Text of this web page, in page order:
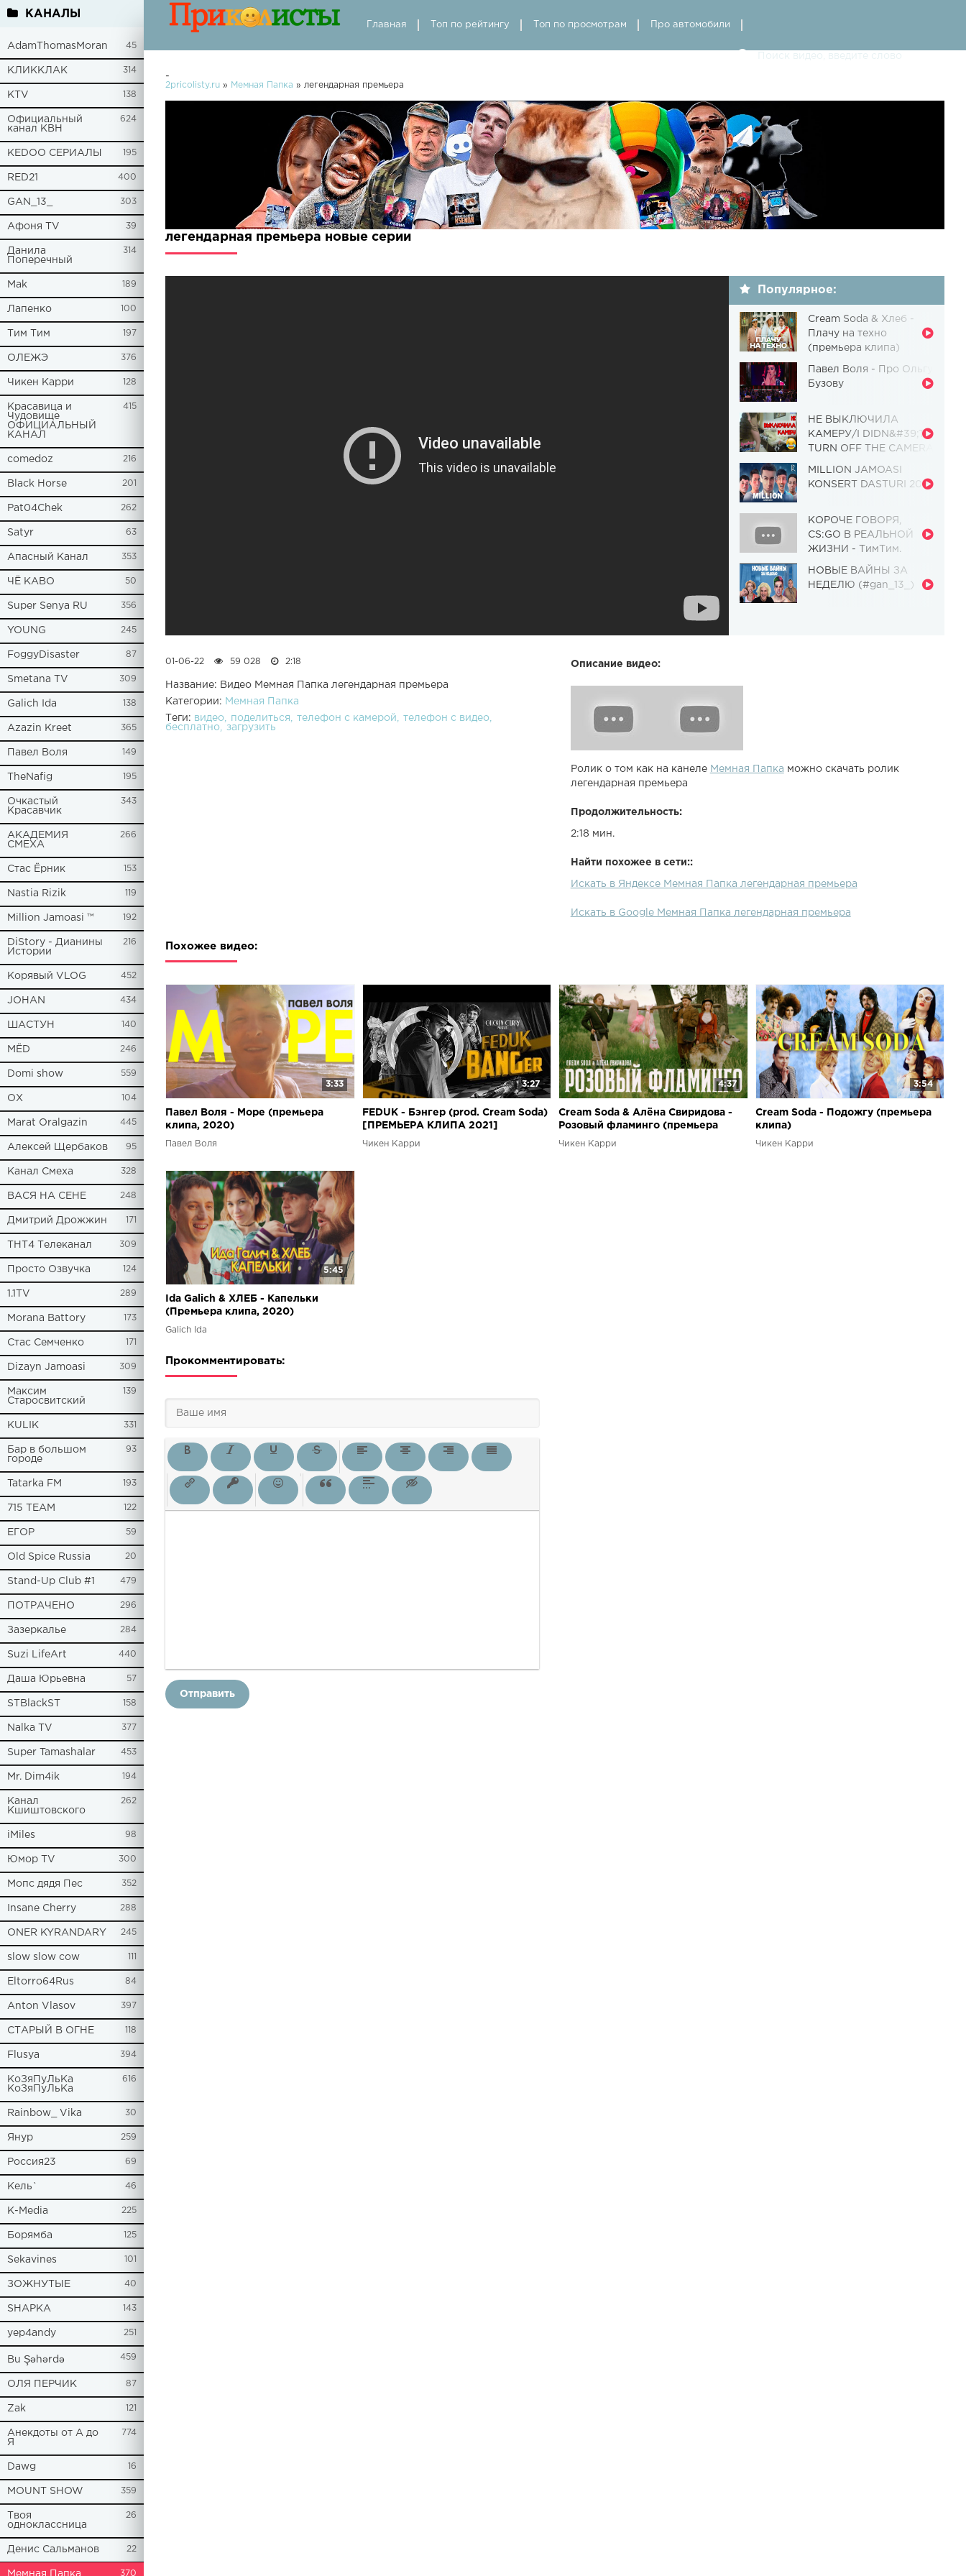
КАНАЛЫ
AdamThomasMoran 45
КЛИККЛАК 314
KTV 138
Официальный
канал КВН
624
KEDOO СЕРИАЛЫ 195
RED21 400
GAN_13_ 303
Афоня TV 39
Данила
Поперечный
314
Mak 189
Лапенко 100
Tим Тим 197
ОЛЕЖЭ 376
Чикен Карри 128
Красавица и
Чудовище
ОФИЦИАЛЬНЫЙ
КАНАЛ
415
comedoz 216
Black Horse 201
Pat04Chek 262
Satyr 63
Апасный Канал 353
ЧЁ КАВО 50
Super Senya RU 356
YOUNG 245
FoggyDisaster 87
Smetana TV 309
Galich Ida 138
Azazin Kreet 365
Павел Воля 149
TheNafig 195
Очкастый
Красавчик
343
АКАДЕМИЯ
СМЕХА
266
Стас Ёрник 153
Nastia Rizik 119
Million Jamoasi ™ 192
DiStory - Дианины
Истории
216
Корявый VLOG 452
JOHAN 434
ШАСТУН 140
МЁD 246
Domi show 559
ОХ 104
Marat Oralgazin 445
Алексей Щербаков 95
Канал Смеха 328
ВАСЯ НА СЕНЕ 248
Дмитрий Дрожжин 171
ТНТ4 Телеканал 309
Просто Озвучка 124
1.1TV 289
Morana Battory 173
Стас Семченко 171
Dizayn Jamoasi 309
Максим
Старосвитский
139
KULIK 331
Бар в большом
городе
93
Tatarka FM 193
715 TEAM 122
ЕГОР 59
Old Spice Russia 20
Stand-Up Club #1 479
ПОТРАЧЕНО 296
Зазеркалье 284
Suzi LifeArt 440
Даша Юрьевна 57
STBlackST 158
Nalka TV 377
Super Tamashalar 453
Mr. Dim4ik 194
Канал
Кшиштовского
262
iMiles 98
Юмор TV 300
Мопс дядя Пес 352
Insane Cherry 288
ONER KYRANDARY 245
slow slow cow 111
Eltorro64Rus 84
Anton Vlasov 397
СТАРЫЙ В ОГНЕ 118
Flusya 394
КоЗяПуЛьКа
КоЗяПуЛьКа
616
Rainbow_ Vika 30
Янур 259
Россия23 69
Кель` 46
К-Media 225
Борямба 125
Sekavines 101
ЗОЖНУТЫЕ 40
SHAPKA 143
yep4andy 251
Bu Şəhərdə 459
ОЛЯ ПЕРЧИК 87
Zak 121
Анекдоты от А до
Я
774
Dawg 16
MOUNT SHOW 359
Твоя
одноклассница
26
Денис Сальманов 22
Мемная Папка 370
Главная Топ по рейтингу Топ по просмотрам Про автомобили
-
2pricolisty.ru » Мемная Папка » легендарная премьера
легендарная премьера новые серии
Популярное:
Cream Soda & Хлеб -
Плачу на техно
(премьера клипа)
Павел Воля - Про Ольгу
Бузову
НЕ ВЫКЛЮЧИЛА
КАМЕРУ/I DIDN&#39;T
TURN OFF THE CAMERA
Чудовище] (Выпуск 110)
MILLION JAMOASI
KONSERT DASTURI 2019
КОРОЧЕ ГОВОРЯ,
CS:GO В РЕАЛЬНОЙ
ЖИЗНИ - ТимТим.
НОВЫЕ ВАЙНЫ ЗА
НЕДЕЛЮ (#gan_13_)
Описание видео:
Ролик о том как на канеле Мемная Папка можно скачать ролик
легендарная премьера
Продолжительность:
2:18 мин.
Найти похожее в сети::
Искать в Яндексе Мемная Папка легендарная премьера
Искать в Google Мемная Папка легендарная премьера
01-06-22 59 028 2:18
Название: Видео Мемная Папка легендарная премьера
Категории: Мемная Папка
Теги: видео поделиться телефон с камерой
телефон с видео
бесплатно
загрузить
Похожее видео:
3:33
Павел Воля - Море (премьера
клипа, 2020)
Павел Воля
3:27
FEDUK - Бэнгер (prod. Cream Soda)
[ПРЕМЬЕРА КЛИПА 2021]
Чикен Карри
4:37
Cream Soda & Алёна Свиридова -
Розовый фламинго (премьера
клипа)
Чикен Карри
3:54
Cream Soda - Подожгу (премьера
клипа)
Чикен Карри
5:45
Ida Galich & ХЛЕБ - Капельки
(Премьера клипа, 2020)
Galich Ida
Прокомментировать:
Отправить